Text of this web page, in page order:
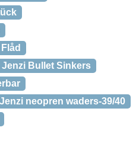
Jenzi Bullet Sinkers
Jenzi neopren waders-39/40